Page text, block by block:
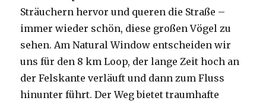
Sträuchern hervor und queren die Straße –
immer wieder schön, diese großen Vögel zu
sehen. Am Natural Window entscheiden wir
uns für den 8 km Loop, der lange Zeit hoch an
der Felskante verläuft und dann zum Fluss
hinunter führt. Der Weg bietet traumhafte